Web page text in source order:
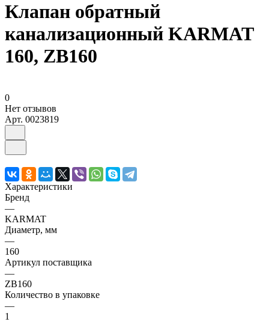
Клапан обратный
канализационный KARMAT
160, ZB160
0
Нет отзывов
Арт. 0023819
Характеристики
Бренд
—
KARMAT
Диаметр, мм
—
160
Артикул поставщика
—
ZB160
Количество в упаковке
—
1